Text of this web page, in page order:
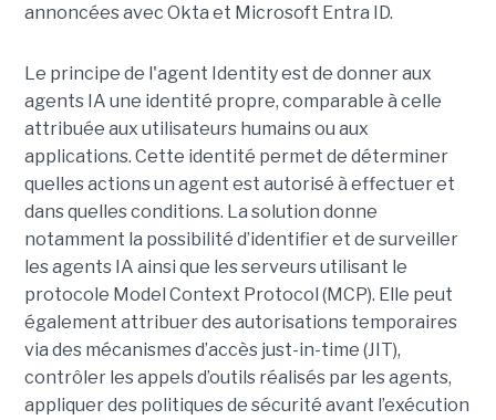
annoncées avec Okta et Microsoft Entra ID.
Le principe de l'agent Identity est de donner aux
agents IA une identité propre, comparable à celle
attribuée aux utilisateurs humains ou aux
applications. Cette identité permet de déterminer
quelles actions un agent est autorisé à effectuer et
dans quelles conditions. La solution donne
notamment la possibilité d’identifier et de surveiller
les agents IA ainsi que les serveurs utilisant le
protocole Model Context Protocol (MCP). Elle peut
également attribuer des autorisations temporaires
via des mécanismes d’accès just-in-time (JIT),
contrôler les appels d’outils réalisés par les agents,
appliquer des politiques de sécurité avant l’exécution